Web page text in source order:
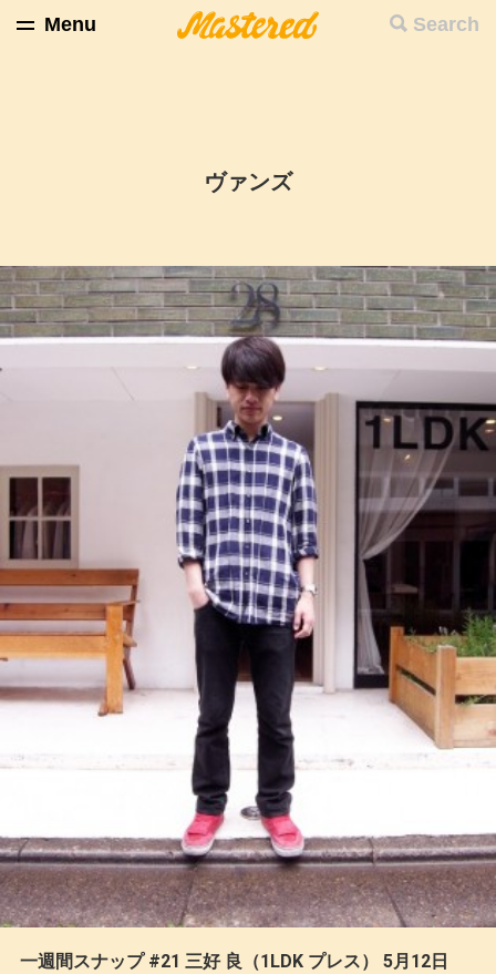
Search
Menu
ヴァンズ
一週間スナップ #21 三好 良（1LDK プレス） 5月12日